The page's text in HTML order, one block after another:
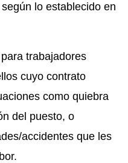
lo establecido en
trabajadores
cuyo contrato
como quiebra
del puesto, o
accidentes que les